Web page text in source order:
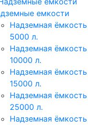
емкости
Надземная ёмкость
5000 л.
Надземная ёмкость
10000 л.
Надземная ёмкость
15000 л.
Надземная ёмкость
25000 л.
Надземная ёмкость